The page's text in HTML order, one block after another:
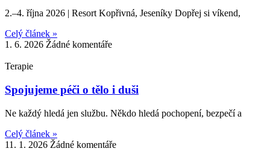
2.–4. října 2026 | Resort Kopřivná, Jeseníky Dopřej si víkend,
Celý článek »
1. 6. 2026 Žádné komentáře
Terapie
Spojujeme péči o tělo i duši
Ne každý hledá jen službu. Někdo hledá pochopení, bezpečí a
Celý článek »
11. 1. 2026 Žádné komentáře